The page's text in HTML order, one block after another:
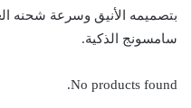
بتصميمه الأنيق وسرعة شحنه
سامسونج الذكية.
No products found.